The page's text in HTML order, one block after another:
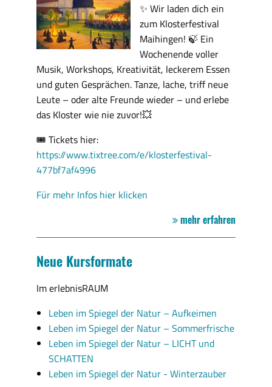
✨ Wir laden dich ein
zum Klosterfestival
Maihingen! 🍃 Ein
Wochenende voller
Musik, Workshops, Kreativität, leckerem Essen
und guten Gesprächen. Tanze, lache, triff neue
Leute – oder alte Freunde wieder – und erlebe
das Kloster wie nie zuvor!💥
🎟 Tickets hier:
https://www.tixtree.com/e/klosterfestival-
477bf7af4996
Für mehr Infos hier klicken
mehr erfahren
Neue Kursformate
Im erlebnisRAUM
Leben im Spiegel der Natur – Aufkeimen
Leben im Spiegel der Natur – Sommerfrische
Leben im Spiegel der Natur – LICHT und
SCHATTEN
Leben im Spiegel der Natur - Winterzauber